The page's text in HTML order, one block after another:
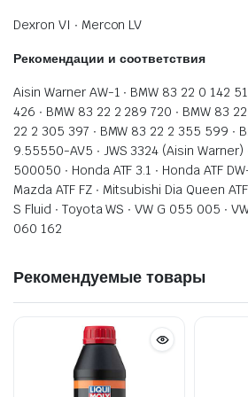
Dexron VI ∙ Mercon LV
Рекомендации и соответствия
Aisin Warner AW-1 ∙ BMW 83 22 0 142
426 ∙ BMW 83 22 2 289 720 ∙ BMW 83
22 2 305 397 ∙ BMW 83 22 2 355 599 ∙
9.55550-AV5 ∙ JWS 3324 (Aisin Warner)
500050 ∙ Honda ATF 3.1 ∙ Honda ATF
Mazda ATF FZ ∙ Mitsubishi Dia Queen
S Fluid ∙ Toyota WS ∙ VW G 055 005 ∙
060 162
Рекомендуемые товары